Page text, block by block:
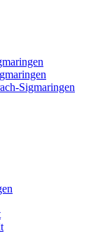
Sigmaringen